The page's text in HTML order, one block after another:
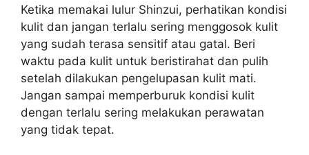
Ketika memakai lulur Shinzui, perhatikan kondisi
kulit dan jangan terlalu sering menggosok kulit
yang sudah terasa sensitif atau gatal. Beri
waktu pada kulit untuk beristirahat dan pulih
setelah dilakukan pengelupasan kulit mati.
Jangan sampai memperburuk kondisi kulit
dengan terlalu sering melakukan perawatan
yang tidak tepat.